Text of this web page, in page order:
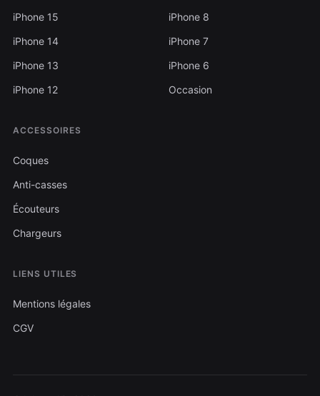
iPhone 15
iPhone 14
iPhone 13
iPhone 12
iPhone 8
iPhone 7
iPhone 6
Occasion
ACCESSOIRES
Coques
Anti-casses
Écouteurs
Chargeurs
LIENS UTILES
Mentions légales
CGV